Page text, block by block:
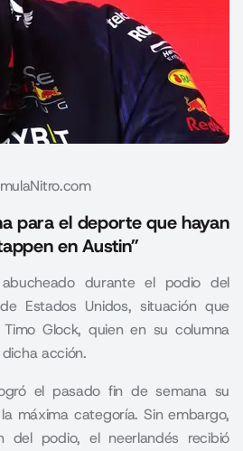
para el deporte que hayan
en Austin”
durante el podio del
Estados Unidos, situación que
Glock, quien en su columna
acción.
el pasado fin de semana su
máxima categoría. Sin embargo,
del podio, el neerlandés recibió